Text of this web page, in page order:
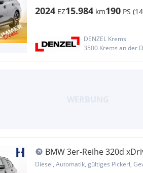
2024 EZ15.984 km190 PS
DENZEL Krems
3500 Krems an der
BMW 3er-Reihe 320d
AHK H&K ACC -54%
Diesel, Automatik, gültiges Pickerl,